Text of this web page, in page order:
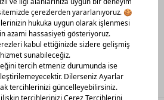
Hemen İndir!